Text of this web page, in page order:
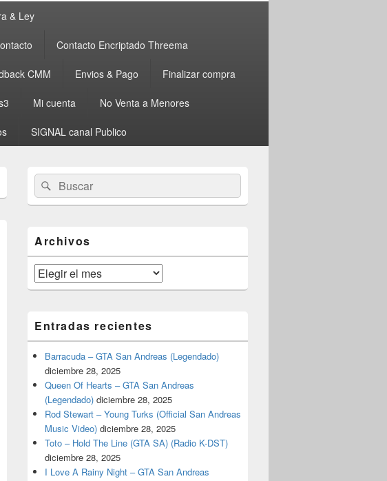
& Ley
Contacto Encriptado Threema
CMM Envios & Pago Finalizar compra
Mi cuenta No Venta a Menores
SIGNAL canal Publico
área
de
widget
lateral
primaria
Buscar
por:
Buscar
Archivos
Archivos
Entradas recientes
Barracuda – GTA San Andreas (Legendado)
diciembre 28, 2025
Queen Of Hearts – GTA San Andreas
(Legendado) diciembre 28, 2025
Rod Stewart – Young Turks (Official San Andreas
Music Video) diciembre 28, 2025
Toto – Hold The Line (GTA SA) (Radio K-DST)
diciembre 28, 2025
I Love A Rainy Night – GTA San Andreas